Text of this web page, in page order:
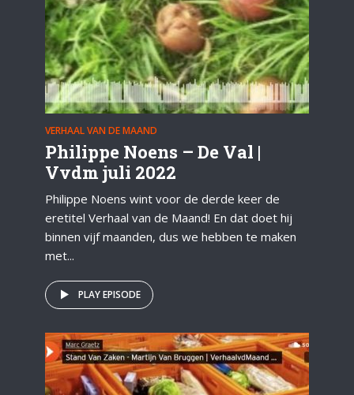
VERHAAL VAN DE MAAND
Philippe Noens – De Val |
Vvdm juli 2022
Philippe Noens wint voor de derde keer de
eretitel Verhaal van de Maand! En dat doet hij
binnen vijf maanden, dus we hebben te maken
met...
PLAY EPISODE